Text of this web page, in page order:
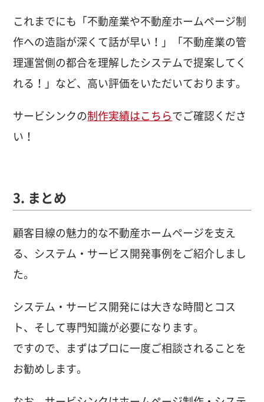
これまでにも「不動産業や不動産ホームページ制
作への造詣が深くて話が早い！」「不動産業の管
理運営側の都合を理解したシステムで提案してく
れる！」など、高い評価をいただいております。
サービシンクの制作実績はこちらでご確認くださ
い！
3. まとめ
顧客目線の魅力的な不動産ホームページを支え
る、システム・サービス開発事例をご紹介しまし
た。
システム・サービス開発には大きな時間とコス
ト、そして専門知識が必要になります。
ですので、まずはプロに一度ご相談されることを
お勧めします。